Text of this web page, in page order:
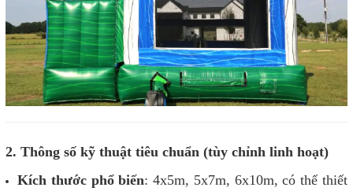
2. Thông số kỹ thuật tiêu chuẩn (tùy chỉnh linh hoạt)
Kích thước phổ biến: 4x5m, 5x7m, 6x10m, có thể thiết